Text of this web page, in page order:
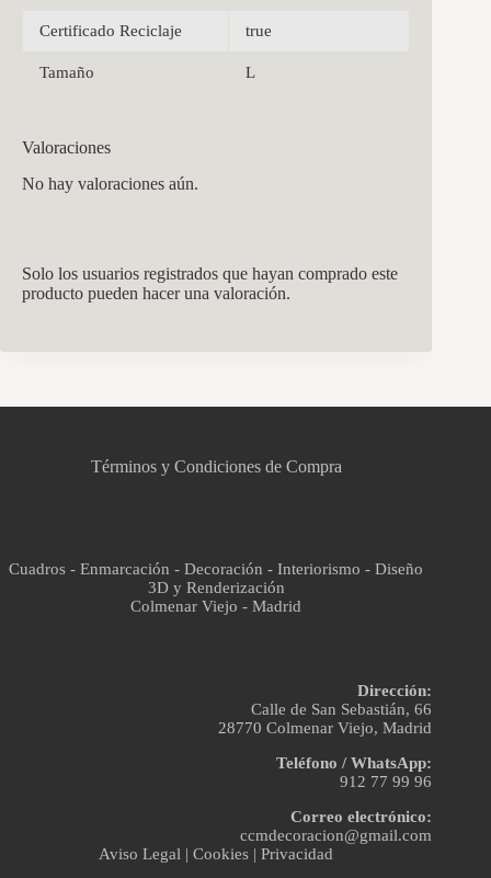
Certificado Reciclaje true
Tamaño L
Valoraciones
No hay valoraciones aún.
Solo los usuarios registrados que hayan comprado este
producto pueden hacer una valoración.
Términos y Condiciones de Compra
Cuadros - Enmarcación - Decoración - Interiorismo - Diseño
3D y Renderización
Colmenar Viejo - Madrid
Dirección:
Calle de San Sebastián, 66
28770 Colmenar Viejo, Madrid
Teléfono / WhatsApp:
912 77 99 96
Correo electrónico:
ccmdecoracion@gmail.com
Aviso Legal |Cookies |Privacidad
Asistente virtual · En línea